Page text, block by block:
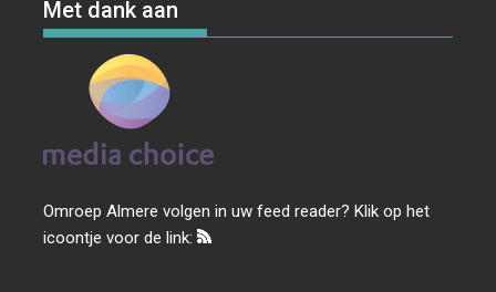
Met dank aan
Omroep Almere volgen in uw feed reader? Klik op het
icoontje voor de link: